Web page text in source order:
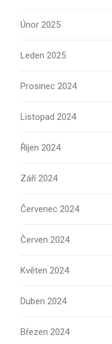
Únor 2025
Leden 2025
Prosinec 2024
Listopad 2024
Říjen 2024
Září 2024
Červenec 2024
Červen 2024
Květen 2024
Duben 2024
Březen 2024